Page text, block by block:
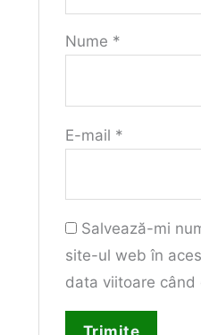
Nume *
E-mail *
Salvează-mi
site-ul web în
data viitoare când